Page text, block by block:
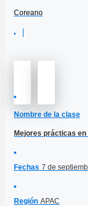
Coreano
Nombre de la clase
Mejores prácticas
Fechas 7 de
Región APAC